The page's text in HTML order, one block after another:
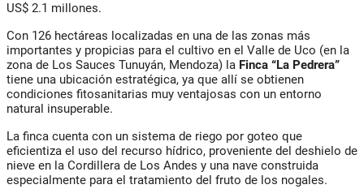
US$ 2.1 millones.
Con 126 hectáreas localizadas en una de las zonas más
importantes y propicias para el cultivo en el Valle de Uco (en la
zona de Los Sauces Tunuyán, Mendoza) la Finca “La Pedrera”
tiene una ubicación estratégica, ya que allí se obtienen
condiciones fitosanitarias muy ventajosas con un entorno
natural insuperable.
La finca cuenta con un sistema de riego por goteo que
eficientiza el uso del recurso hídrico, proveniente del deshielo de
nieve en la Cordillera de Los Andes y una nave construida
especialmente para el tratamiento del fruto de los nogales.